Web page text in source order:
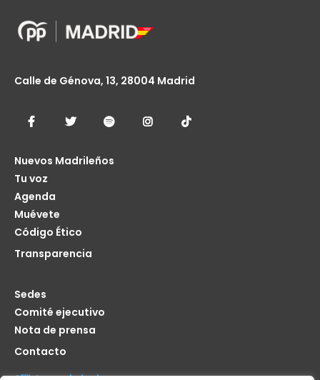
Calle de Génova, 13, 28004 Madrid
Nuevos Madrileños
Tu voz
Agenda
Muévete
Código Ético
Transparencia
Sedes
Comité ejecutivo
Nota de prensa
Contacto
Afíliate seas de donde seas